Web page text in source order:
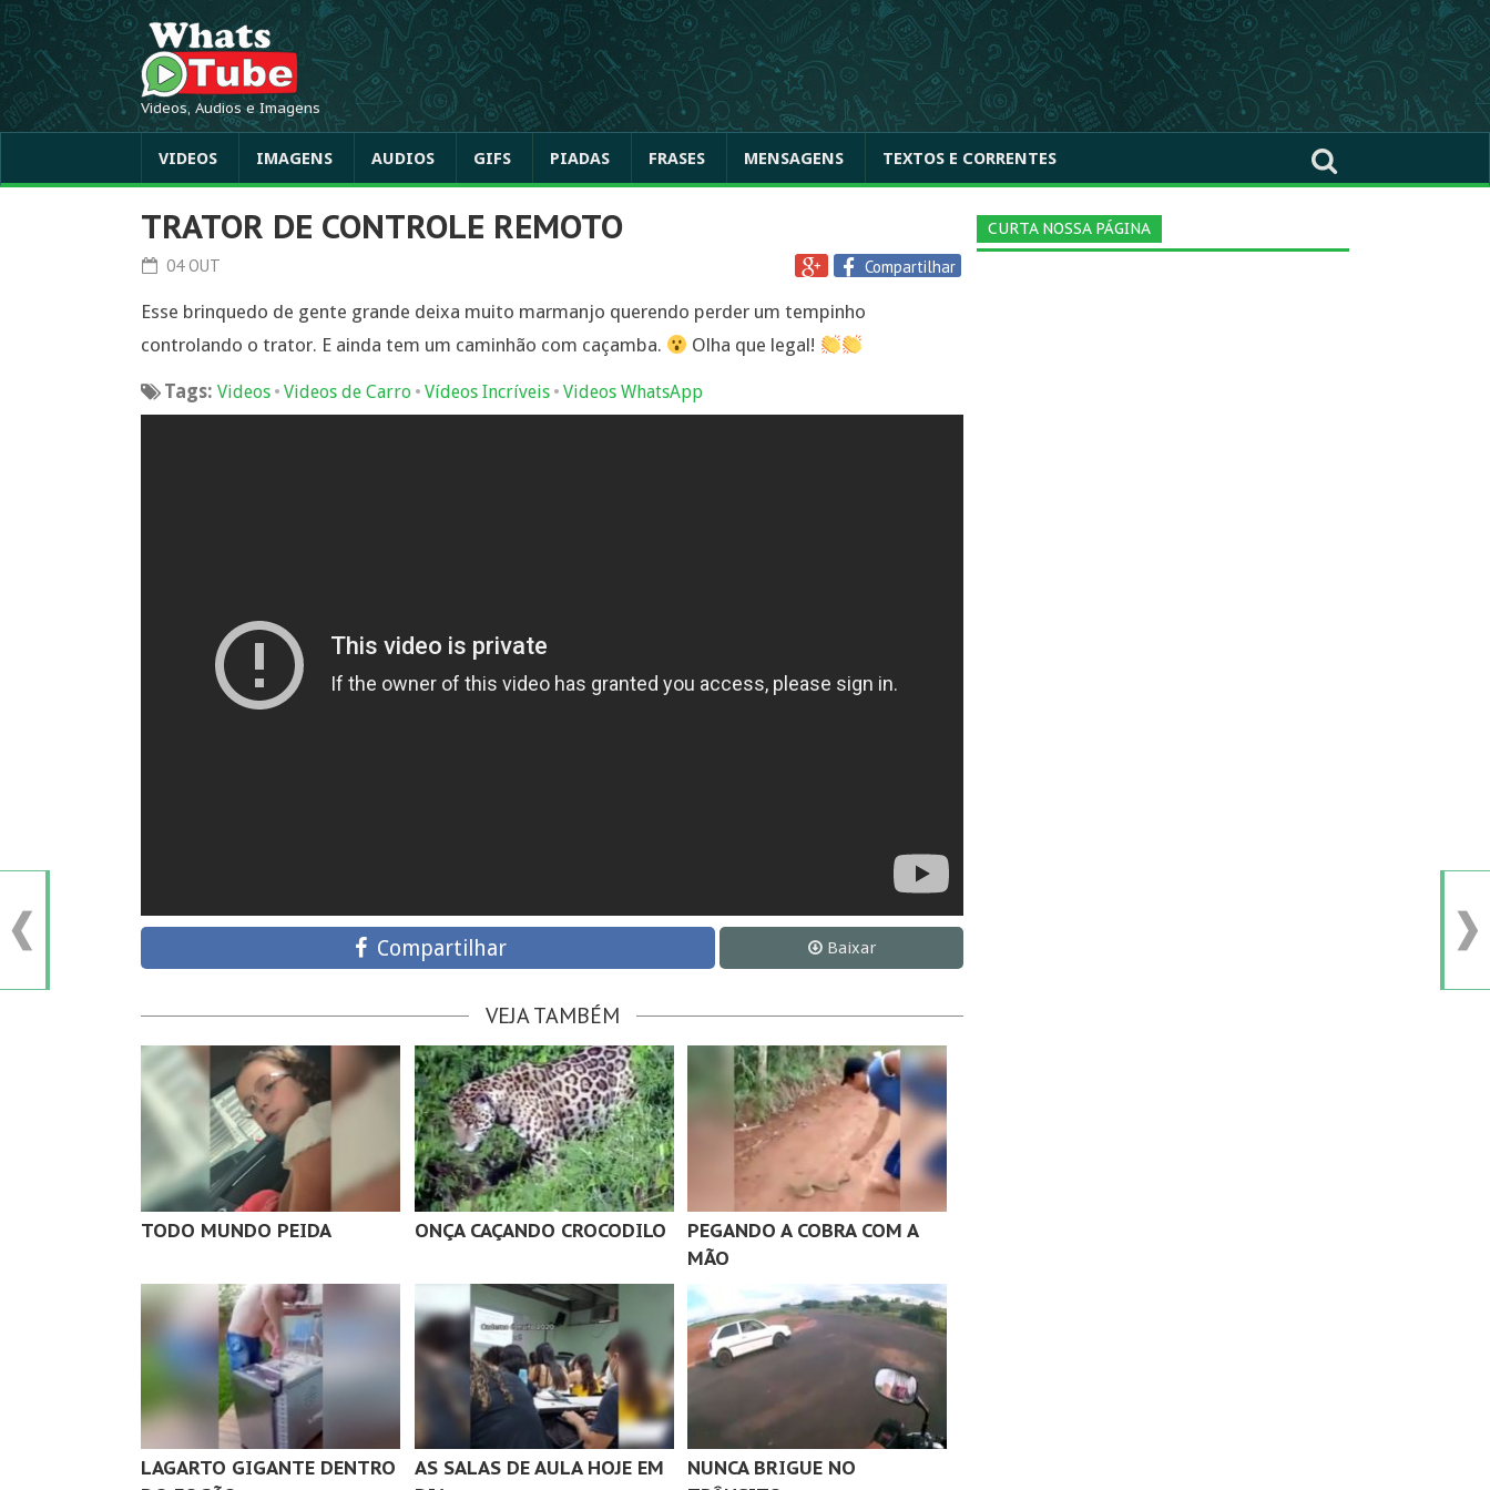
Videos, Audios e Imagens
VIDEOS IMAGENS AUDIOS GIFS PIADAS FRASES MENSAGENS TEXTOS E CORRENTES
TRATOR DE CONTROLE REMOTO
04 OUT Compartilhar
Esse brinquedo de gente grande deixa muito marmanjo querendo perder um tempinho
controlando o trator. E ainda tem um caminhão com caçamba.
Olha que legal!
Tags: Videos • Videos de Carro • Vídeos Incríveis • Videos WhatsApp
Compartilhar Baixar
VEJA TAMBÉM
TODO MUNDO PEIDA ONÇA CAÇANDO CROCODILO
PEGANDO A COBRA COM A
MÃO
LAGARTO GIGANTE DENTRO
AS SALAS DE AULA HOJE EM
NUNCA BRIGUE NO
CURTA NOSSA PÁGINA